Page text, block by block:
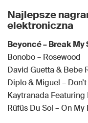
Najlepsze
elektroniczna
Beyoncé – Break My
Bonobo – Rosewood
David Guetta & Bebe
Diplo & Miguel –
Kaytranada
Rüfüs Du Sol – On My